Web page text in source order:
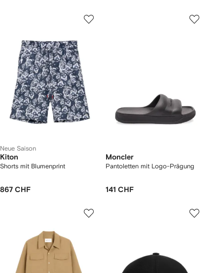
Neue Saison
Kiton
Shorts mit Blumenprint
867 CHF
Moncler
Pantoletten mit Logo-Prägung
141 CHF